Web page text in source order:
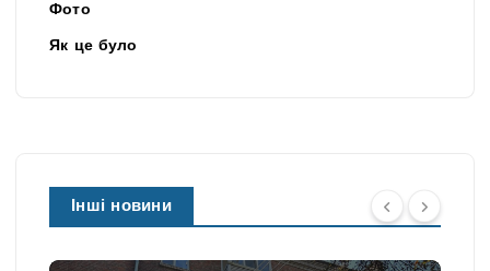
Фото
Як це було
Інші новини